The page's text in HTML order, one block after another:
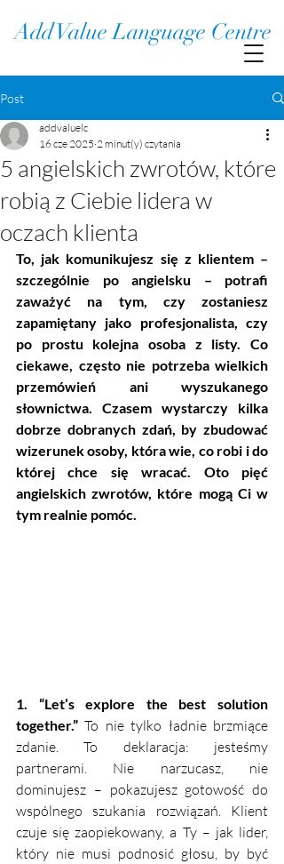
Add Value Language Centre
Post
5 angielskich zwrotów, które
robią z Ciebie lidera w
oczach klienta
addvaluelc
16 cze 2025 2 minut(y) czytania
To, jak komunikujesz się z klientem –
szczególnie po angielsku – potrafi
zaważyć na tym, czy zostaniesz
zapamiętany jako profesjonalista, czy
po prostu kolejna osoba z listy. Co
ciekawe, często nie potrzeba wielkich
przemówień ani wyszukanego
słownictwa. Czasem wystarczy kilka
dobrze dobranych zdań, by zbudować
wizerunek osoby, która wie, co robi i do
której chce się wracać. Oto pięć
angielskich zwrotów, które mogą Ci w
tym realnie pomóc.
1. “Let’s explore the best solution
together.” To nie tylko ładnie brzmiące
zdanie. To deklaracja: jesteśmy
partnerami. Nie narzucasz, nie
dominujesz – pokazujesz gotowość do
wspólnego szukania rozwiązań. Klient
czuje się zaopiekowany, a Ty – jak lider,
który nie musi podnosić głosu, by być